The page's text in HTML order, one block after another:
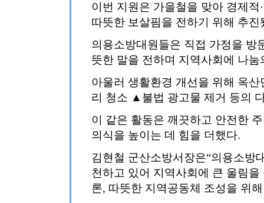
이번 지원은 가을철을 맞아 경제
따뜻한 보살핌을 전하기 위해 추진
의용소방대원들은 직접 가정을 방
뜻한 말을 전하며 지역사회에 나
아울러 생활환경 개선을 위해 옥
리 청소 ▲불법 광고물 제거 등의
이 같은 활동은 깨끗하고 안전한
의식을 높이는 데 힘을 더했다.
김현철 군산소방서장은“의용소방
천하고 있어 지역사회에 큰 울림
론, 따뜻한 지역공동체 조성을 위